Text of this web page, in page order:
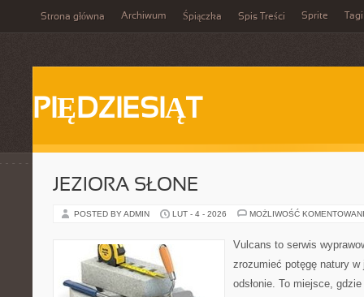
Strona główna Archiwum Śpiączka Spis Treści Sprite Tagi
PIĘDZIESIĄT
JEZIORA SŁONE
POSTED BY ADMIN LUT - 4 - 2026 MOŻLIWOŚĆ
Vulcans to serwis
zrozumieć potęgę natury w
odsłonie. To miejsce,